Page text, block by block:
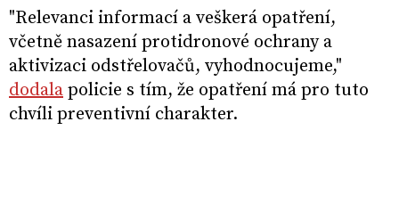
"Relevanci informací a veškerá opatření,
včetně nasazení protidronové ochrany a
aktivizaci odstřelovačů, vyhodnocujeme,"
dodala policie s tím, že opatření má pro tuto
chvíli preventivní charakter.